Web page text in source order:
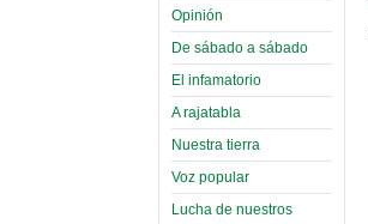
Opinión
De sábado a sábado
El infamatorio
A rajatabla
Nuestra tierra
Voz popular
Lucha de nuestros